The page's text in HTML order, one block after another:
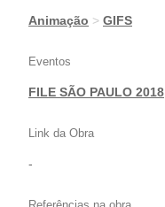
Animação > GIFS
Eventos
FILE SÃO PAULO 2018
Link da Obra
-